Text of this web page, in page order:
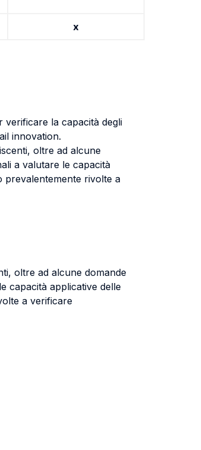
x
verificare la capacità degli
innovation.
oltre ad alcune
a valutare le capacità
prevalentemente rivolte a
oltre ad alcune domande
capacità applicative delle
a verificare